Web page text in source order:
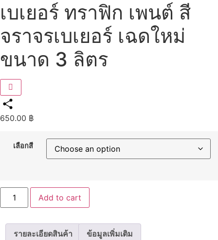
เบเยอร์ ทราฟิก เพนต์ สี
จราจรเบเยอร์ เฉดใหม่
ขนาด 3 ลิตร
Share
650.00 ฿
เลือกสี
เบ
ร์
ฟิก
เพนต์
Add to cart
รายละเอียดสินค้า ข้อมูลเพิ่มเติม